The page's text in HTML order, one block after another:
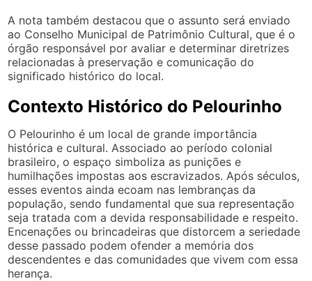
A nota também destacou que o assunto será enviado
ao Conselho Municipal de Patrimônio Cultural, que é o
órgão responsável por avaliar e determinar diretrizes
relacionadas à preservação e comunicação do
significado histórico do local.
Contexto Histórico do Pelourinho
O Pelourinho é um local de grande importância
histórica e cultural. Associado ao período colonial
brasileiro, o espaço simboliza as punições e
humilhações impostas aos escravizados. Após séculos,
esses eventos ainda ecoam nas lembranças da
população, sendo fundamental que sua representação
seja tratada com a devida responsabilidade e respeito.
Encenações ou brincadeiras que distorcem a seriedade
desse passado podem ofender a memória dos
descendentes e das comunidades que vivem com essa
herança.